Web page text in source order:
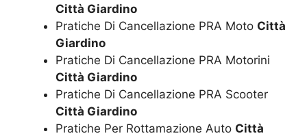
Città Giardino
Pratiche Di Cancellazione PRA Moto Città
Giardino
Pratiche Di Cancellazione PRA Motorini
Città Giardino
Pratiche Di Cancellazione PRA Scooter
Città Giardino
Pratiche Per Rottamazione Auto Città